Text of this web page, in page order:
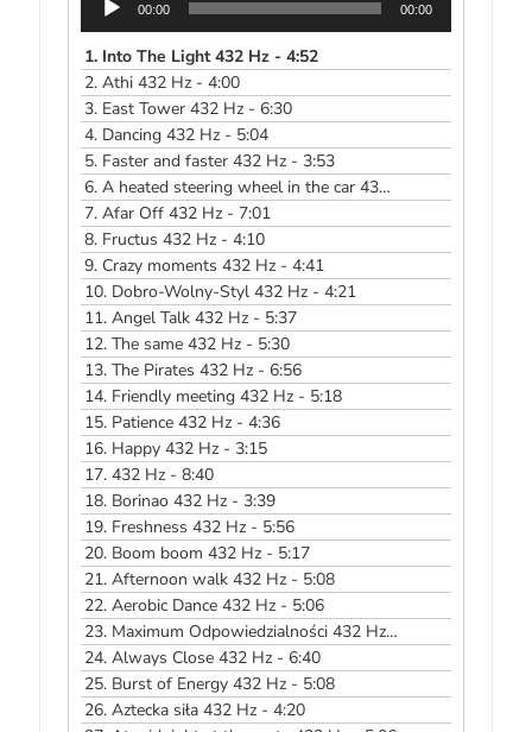
00:00 00:00
1. Into The Light 432 Hz - 4:52
2.Athi 432 Hz - 4:00
3. East Tower 432 Hz - 6:30
4. Dancing 432 Hz - 5:04
5. Faster and faster 432 Hz - 3:53
6.A heated steering wheel in the car 432 Hz - 4:36
7.Afar Off 432 Hz - 7:01
8. Fructus 432 Hz - 4:10
9. Crazy moments 432 Hz - 4:41
10. Dobro-Wolny-Styl 432 Hz - 4:21
11.Angel Talk 432 Hz - 5:37
12.The same 432 Hz - 5:30
13.The Pirates 432 Hz - 6:56
14. Friendly meeting 432 Hz - 5:18
15. Patience 432 Hz - 4:36
16. Happy 432 Hz - 3:15
17.432 Hz - 8:40
18. Borinao 432 Hz - 3:39
19. Freshness 432 Hz - 5:56
20. Boom boom 432 Hz - 5:17
21.Afternoon walk 432 Hz - 5:08
22.Aerobic Dance 432 Hz - 5:06
23. Maximum Odpowiedzialności 432 Hz - 6:55
24.Always Close 432 Hz - 6:40
25. Burst of Energy 432 Hz - 5:08
26.Aztecka siła 432 Hz - 4:20